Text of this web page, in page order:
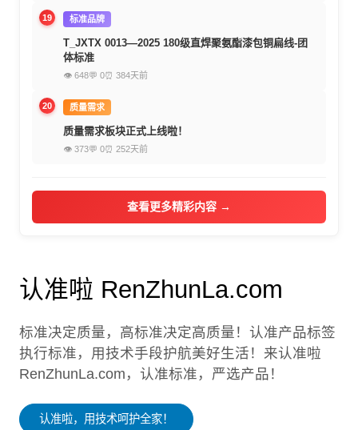
19 标准品牌
T_JXTX 0013—2025 180级直焊聚氨酯漆包铜扁线-团
体标准
👁 648💬 0⏰ 384天前
20 质量需求
质量需求板块正式上线啦！
👁 373💬 0⏰ 252天前
查看更多精彩内容 →
认准啦 RenZhunLa.com
标准决定质量，高标准决定高质量！认准产品标签
执行标准，用技术手段护航美好生活！来认准啦
RenZhunLa.com，认准标准，严选产品！
认准啦，用技术呵护全家！